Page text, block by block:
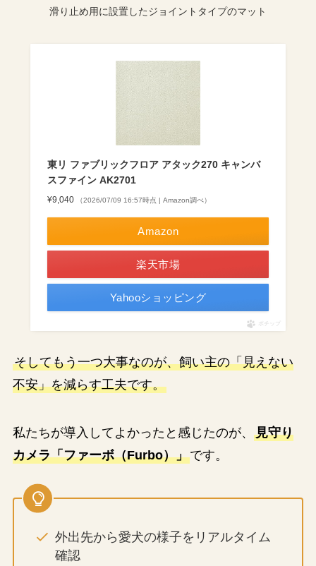
滑り止め用に設置したジョイントタイプのマット
東リ ファブリックフロア アタック270 キャンバ
スファイン AK2701
¥9,040 （2026/07/09 16:57時点 | Amazon調べ）
Amazon
楽天市場
Yahooショッピング
ポチップ
そしてもう一つ大事なのが、飼い主の「見えない
不安」を減らす工夫です。
私たちが導入してよかったと感じたのが、 見守り
カメラ「ファーボ（Furbo）」です。
外出先から愛犬の様子をリアルタイム
確認